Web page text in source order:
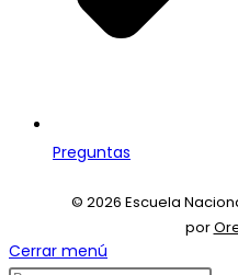
Preguntas
© 2026 Escuela
por
Cerrar menú